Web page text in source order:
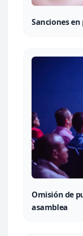
Sanciones
Omisión de
asamblea